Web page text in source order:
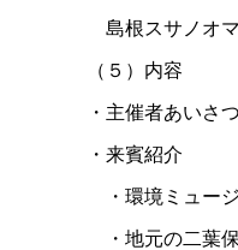
島根スサノオ
（５）内容
・主催者あいさ
・来賓紹介
・環境ミュー
・地元の二葉